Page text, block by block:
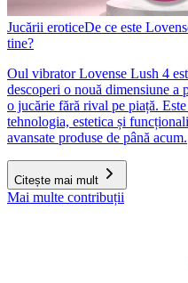
Jucării eroticeDe ce este
tine?
Oul vibrator Lovense Lush 4
descoperi o nouă dimensiune a
o jucărie fără rival pe piață.
tehnologia, estetica și
avansate produse de până acum.
Citește mai mult
Mai multe contribuții